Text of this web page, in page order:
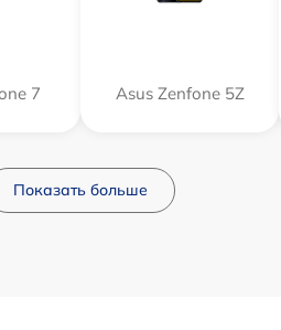
7 Asus Zenfone 5Z
Показать больше